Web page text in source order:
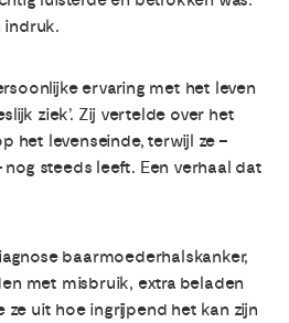
indruk.
ervaring met het leven
ziek’. Zij vertelde over het
het levenseinde, terwijl ze –
steeds leeft. Een verhaal dat
baarmoederhalskanker,
met misbruik, extra beladen
ze uit hoe ingrijpend het kan zijn